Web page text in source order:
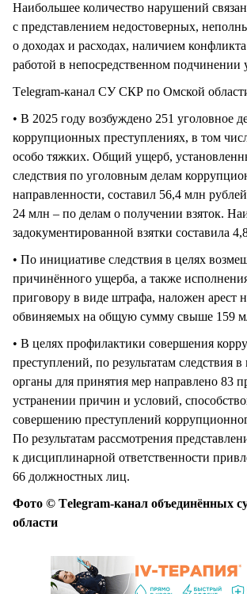
Наибольшее количество нарушений
с представлением недостоверных,
о доходах и расходах, наличием
работой в непосредственном подчинении
Тelegram-канал СУ СКР по Омской области
• В 2025 году возбуждено 251 уголовное
коррупционных преступлениях, в том
особо тяжких. Общий ущерб,
следствия по уголовным делам
направленности, составил 56,4 млн
24 млн – по делам о получении взяток.
задокументированной взятки составила
• По инициативе следствия в целях
причинённого ущерба, а также
приговору в виде штрафа, наложен арест
обвиняемых на общую сумму свыше 159
• В целях профилактики совершения
преступлений, по результатам следствия
органы для принятия мер направлено 83
устранении причин и условий,
совершению преступлений
По результатам рассмотрения
к дисциплинарной ответственности
66 должностных лиц.
Фото © Тelegram-канал объединённых
области